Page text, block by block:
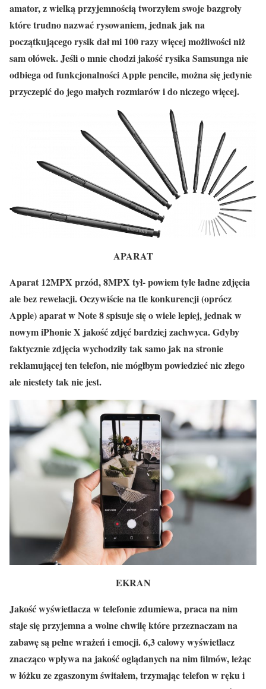
amator, z wielką przyjemnością tworzyłem swoje bazgroły
które trudno nazwać rysowaniem, jednak jak na
początkującego rysik dał mi 100 razy więcej możliwości niż
sam ołówek. Jeśli o mnie chodzi jakość rysika Samsunga nie
odbiega od funkcjonalności Apple pencile, można się jedynie
przyczepić do jego małych rozmiarów i do niczego więcej.
APARAT
Aparat 12MPX przód, 8MPX tył- powiem tyle ładne zdjęcia
ale bez rewelacji. Oczywiście na tle konkurencji (oprócz
Apple) aparat w Note 8 spisuje się o wiele lepiej, jednak w
nowym iPhonie X jakość zdjęć bardziej zachwyca. Gdyby
faktycznie zdjęcia wychodziły tak samo jak na stronie
reklamującej ten telefon, nie mógłbym powiedzieć nic złego
ale niestety tak nie jest.
EKRAN
Jakość wyświetlacza w telefonie zdumiewa, praca na nim
staje się przyjemna a wolne chwilę które przeznaczam na
zabawę są pełne wrażeń i emocji. 6,3 calowy wyświetlacz
znacząco wpływa na jakość oglądanych na nim filmów, leżąc
w łóżku ze zgaszonym świtałem, trzymając telefon w ręku i